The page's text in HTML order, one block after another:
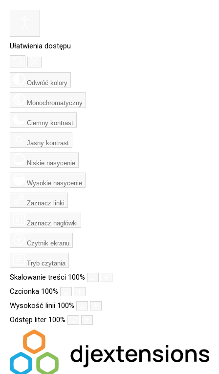
Ułatwienia dostępu
Odwróć kolory
Monochromatyczny
Ciemny kontrast
Jasny kontrast
Niskie nasycenie
Wysokie nasycenie
Zaznacz linki
Zaznacz nagłówki
Czytnik ekranu
Tryb czytania
Skalowanie treści 100%
Czcionka 100%
Wysokość linii 100%
Odstęp liter 100%